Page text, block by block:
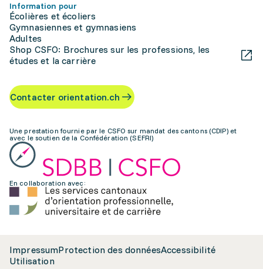
Information pour
Écolières et écoliers
Gymnasiennes et gymnasiens
Adultes
Shop CSFO: Brochures sur les professions, les
études et la carrière
Contacter orientation.ch
Une prestation fournie par le CSFO sur mandat des cantons (CDIP) et
avec le soutien de la Confédération (SEFRI)
En collaboration avec:
ImpressumProtection des donnéesAccessibilité
Utilisation